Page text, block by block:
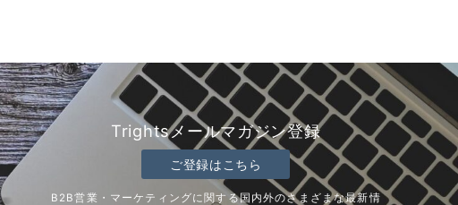
Trightsメールマガジン登録
ご登録はこちら
B2B営業・マーケティングに関する国内外のさまざまな最新情